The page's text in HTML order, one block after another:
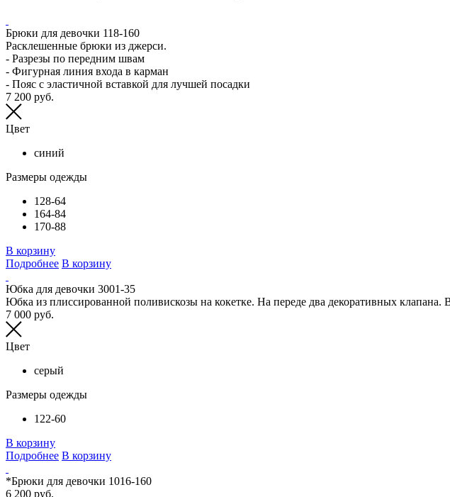
Брюки для девочки 118-160
Расклешенные брюки из джерси.
- Разрезы по передним швам
- Фигурная линия входа в карман
- Пояс с эластичной вставкой для лучшей посадки
7 200 руб.
Цвет
синий
Размеры одежды
128-64
164-84
170-88
В корзину
Подробнее В корзину
Юбка для девочки 3001-35
Юбка из плиссированной поливискозы на кокетке. На переде два декоративных
7 000 руб.
Цвет
серый
Размеры одежды
122-60
В корзину
Подробнее В корзину
*Брюки для девочки 1016-160
6 200 руб.